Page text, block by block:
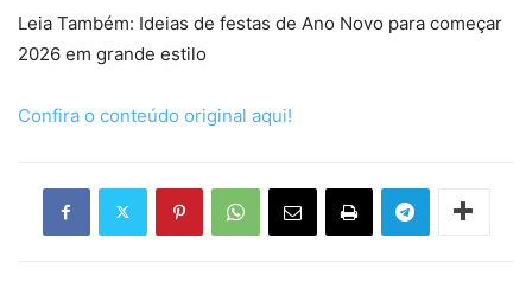
Leia Também: Ideias de festas de Ano Novo para começar
2026 em grande estilo
Confira o conteúdo original aqui!